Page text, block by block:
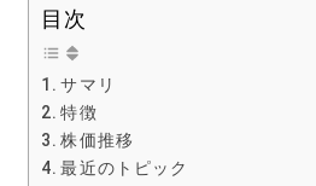
目次
サマリ
特徴
株価推移
最近のトピック